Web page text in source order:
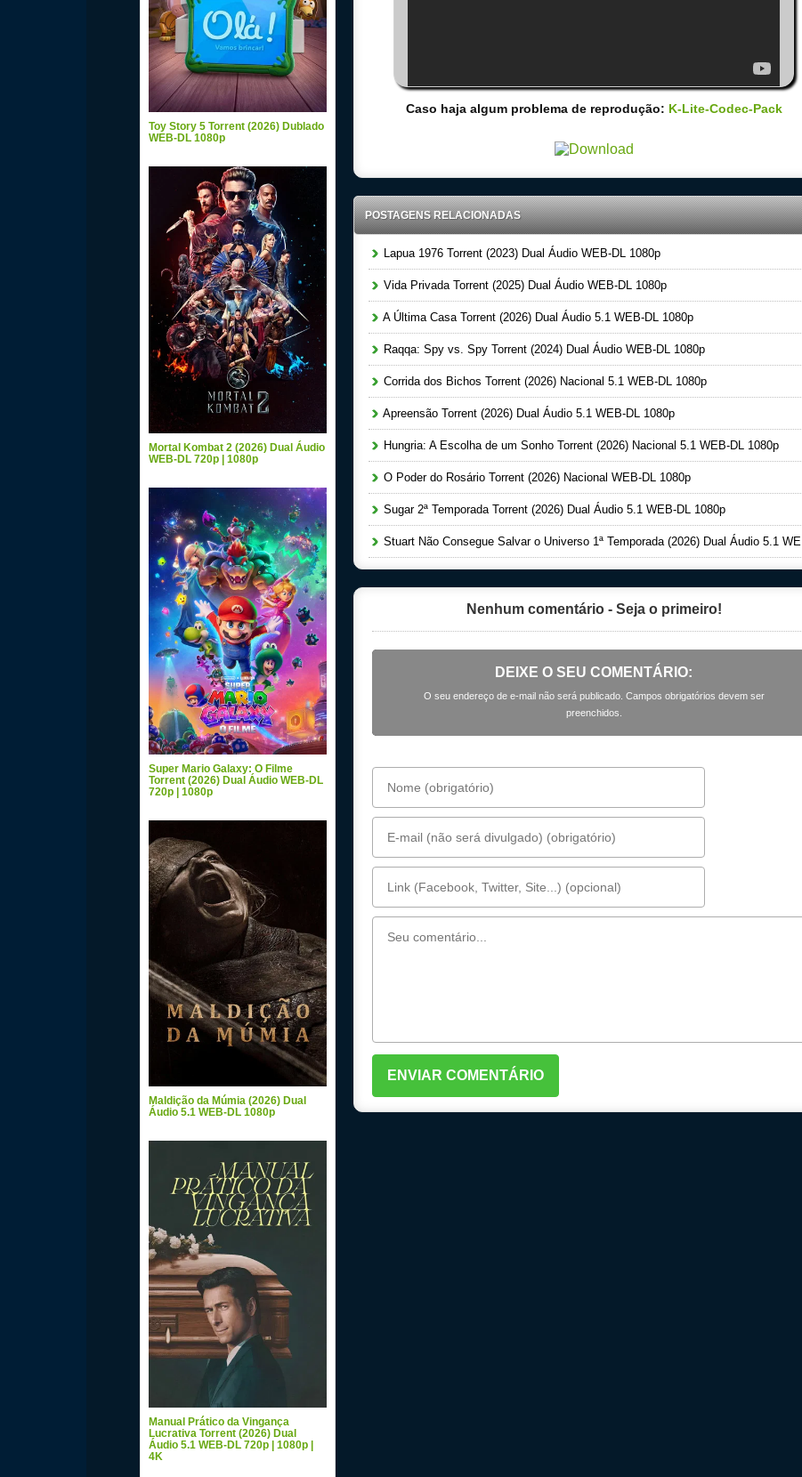
Caso haja algum problema de reprodução: K-Lite-Codec-Pack
POSTAGENS RELACIONADAS
Lapua 1976 Torrent (2023) Dual Áudio WEB-DL 1080p
Vida Privada Torrent (2025) Dual Áudio WEB-DL 1080p
A Última Casa Torrent (2026) Dual Áudio 5.1 WEB-DL 1080p
Raqqa: Spy vs. Spy Torrent (2024) Dual Áudio WEB-DL 1080p
Corrida dos Bichos Torrent (2026) Nacional 5.1 WEB-DL 1080p
Apreensão Torrent (2026) Dual Áudio 5.1 WEB-DL 1080p
Hungria: A Escolha de um Sonho Torrent (2026) Nacional 5.1 WEB-DL 1080p
O Poder do Rosário Torrent (2026) Nacional WEB-DL 1080p
Sugar 2ª Temporada Torrent (2026) Dual Áudio 5.1 WEB-DL 1080p
Stuart Não Consegue Salvar o Universo 1ª Temporada (2026) Dual Áudio 5.1 WEB-DL 1080p
Nenhum comentário - Seja o primeiro!
DEIXE O SEU COMENTÁRIO:
O seu endereço de e-mail não será publicado. Campos obrigatórios devem ser
preenchidos.
Toy Story 5 Torrent (2026) Dublado
WEB-DL 1080p
Mortal Kombat 2 (2026) Dual Áudio
WEB-DL 720p | 1080p
Super Mario Galaxy: O Filme
Torrent (2026) Dual Áudio WEB-DL
720p | 1080p
Maldição da Múmia (2026) Dual
Áudio 5.1 WEB-DL 1080p
Manual Prático da Vingança
Lucrativa Torrent (2026) Dual
Áudio 5.1 WEB-DL 720p | 1080p |
4K